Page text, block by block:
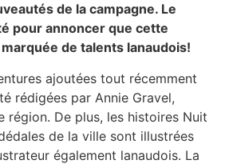
de la campagne. Le
pour annoncer que cette
de talents lanaudois!
ajoutées tout récemment
rédigées par Annie Gravel,
région. De plus, les histoires Nuit
de la ville sont illustrées
également lanaudois. La